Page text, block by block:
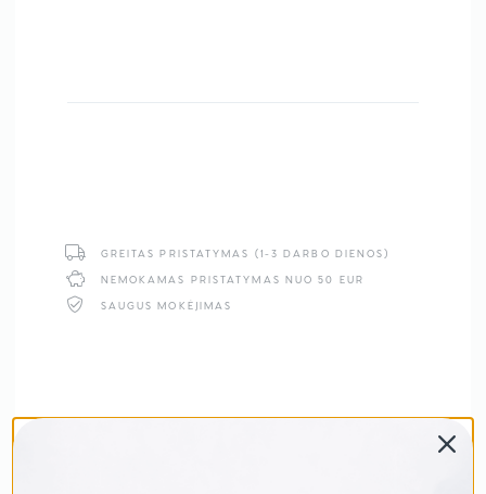
GREITAS PRISTATYMAS (1-3 DARBO DIENOS)
NEMOKAMAS PRISTATYMAS NUO 50 EUR
SAUGUS MOKĖJIMAS